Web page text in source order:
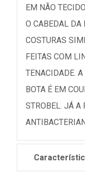
EM NÃO
O CABEDAL DA
COSTURAS
FEITAS COM
TENACIDADE.
BOTA É EM
STROBEL. JÁ A